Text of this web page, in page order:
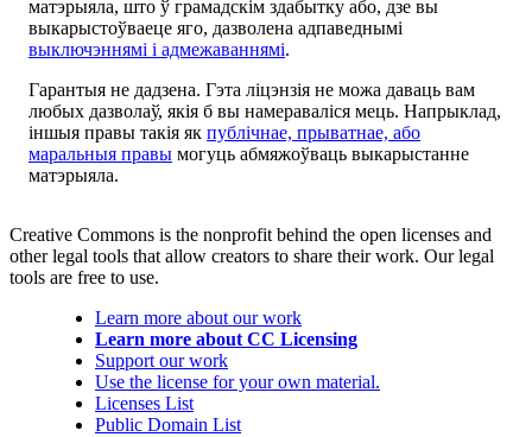
матэрыяла, што ў грамадскім здабытку або, дзе вы
выкарыстоўваеце яго, дазволена адпаведнымі
выключэннямі і адмежаваннямі.
Гарантыя не дадзена. Гэта ліцэнзія не можа даваць вам
любых дазволаў, якія б вы намераваліся мець. Напрыклад,
іншыя правы такія як публічнае, прыватнае, або
маральныя правы могуць абмяжоўваць выкарыстанне
матэрыяла.
Creative Commons is the nonprofit behind the open licenses and
other legal tools that allow creators to share their work. Our legal
tools are free to use.
Learn more about our work
Learn more about CC Licensing
Support our work
Use the license for your own material.
Licenses List
Public Domain List